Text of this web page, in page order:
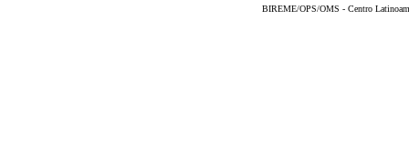
BIREME/OPS/OMS - Centro